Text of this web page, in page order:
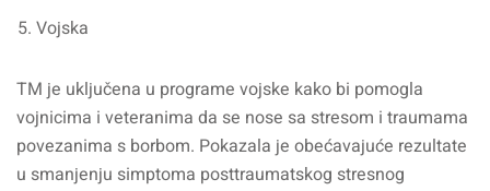
Vojska
TM je uključena u programe vojske kako bi pomogla
vojnicima i veteranima da se nose sa stresom i traumama
povezanima s borbom. Pokazala je obećavajuće rezultate
u smanjenju simptoma posttraumatskog stresnog